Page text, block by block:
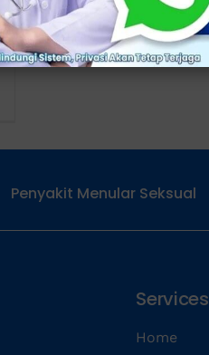
Penyakit Menular Seksual
Services
Home